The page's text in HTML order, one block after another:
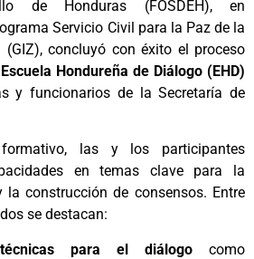
de Honduras (FOSDEH), en
Servicio Civil para la Paz de la
(GIZ), concluyó con éxito el proceso
Escuela Hondureña de Diálogo (EHD)
y funcionarios de la Secretaría de
las y los participantes
en temas clave para la
construcción de consensos. Entre
se destacan:
técnicas para el diálogo como